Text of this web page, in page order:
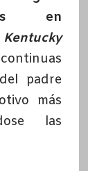
en
Kentucky
padre
más
las